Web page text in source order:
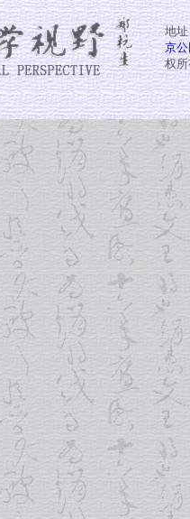
地
京
权